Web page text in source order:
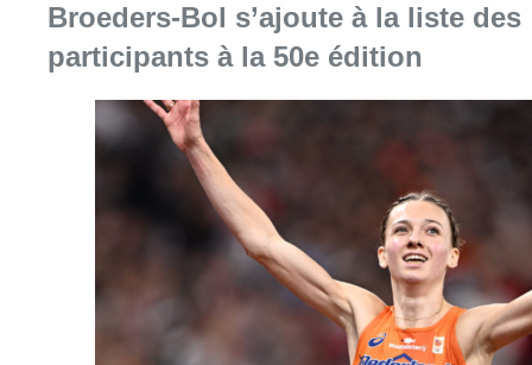
Broeders-Bol s’ajoute à la liste des
participants à la 50e édition